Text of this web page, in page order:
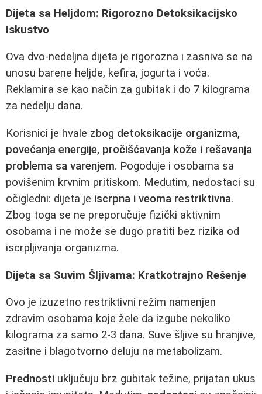
Dijeta sa Heljdom: Rigorozno Detoksikacijsko
Iskustvo
Ova dvo-nedeljna dijeta je rigorozna i zasniva se na
unosu barene heljde, kefira, jogurta i voća.
Reklamira se kao način za gubitak i do 7 kilograma
za nedelju dana.
Korisnici je hvale zbog detoksikacije organizma,
povećanja energije, pročišćavanja kože i rešavanja
problema sa varenjem. Pogoduje i osobama sa
povišenim krvnim pritiskom. Medutim, nedostaci su
očigledni: dijeta je iscrpna i veoma restriktivna.
Zbog toga se ne preporučuje fizički aktivnim
osobama i ne može se dugo pratiti bez rizika od
iscrpljivanja organizma.
Dijeta sa Suvim Šljivama: Kratkotrajno Rešenje
Ovo je izuzetno restriktivni režim namenjen
zdravim osobama koje žele da izgube nekoliko
kilograma za samo 2-3 dana. Suve šljive su hranjive,
zasitne i blagotvorno deluju na metabolizam.
Prednosti uključuju brz gubitak težine, prijatan ukus